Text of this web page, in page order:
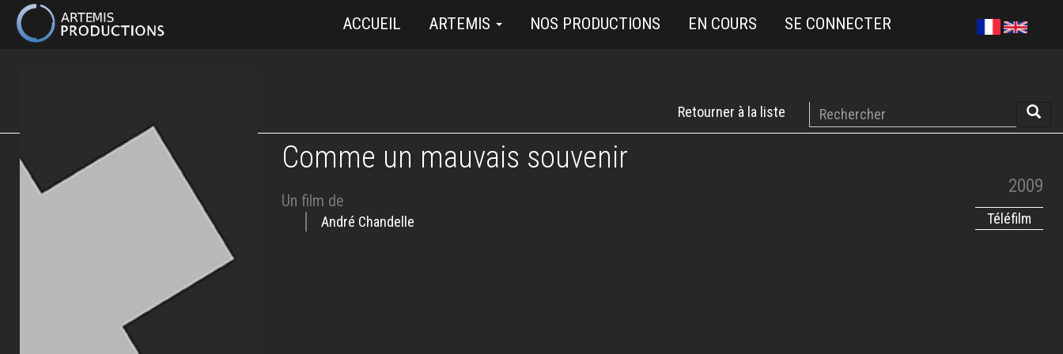
MAIN
NAVIGATION
ACCUEIL ARTEMIS NOS PRODUCTIONS EN COURS SE CONNECTER
Retourner à la liste
Rechercher
Comme un mauvais souvenir
Un film de
André Chandelle
2009
Téléfilm